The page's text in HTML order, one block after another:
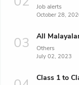
Job alerts
October 28,
All
Others
July 02, 2023
Class 1 to